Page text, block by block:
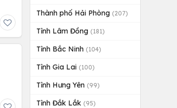
Thành phố Hải Phòng (207)
Tỉnh Lâm Đồng (181)
Tỉnh Bắc Ninh (104)
Tỉnh Gia Lai (100)
Tỉnh Hưng Yên (99)
Tỉnh Đắk Lắk (95)